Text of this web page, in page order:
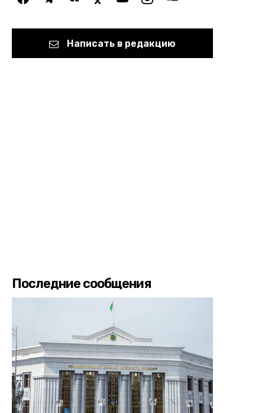
Написать в редакцию
Последние сообщения